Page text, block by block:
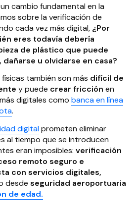
cambio fundamental en la
sobre la verificación de
cada vez más digital, ¿Por
eres todavía debería
de plástico que puede
u olvidarse en casa?
también son más difícil de
y puede crear fricción en
digitales como banca en línea
.
digitalprometen eliminar
al tiempo que se introducen
eran imposibles: verificación
remoto seguro e
con servicios digitales,
desde seguridad aeroportuaria
de edad.